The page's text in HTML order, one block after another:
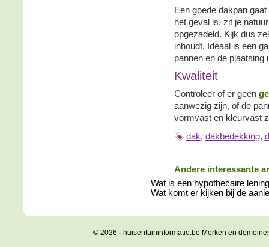
Een goede dakpan
het geval is, zit je
opgezadeld. Kijk dus
inhoudt. Ideaal is een
pannen en de plaatsing
Kwaliteit
Controleer of er geen
aanwezig zijn, of de
vormvast en kleurvast
dak, dakbedekking,
Andere interessante
Wat is een hypothecaire
Wat komt er kijken bij de
© 2026 · huisentuininformatie.be Merken en